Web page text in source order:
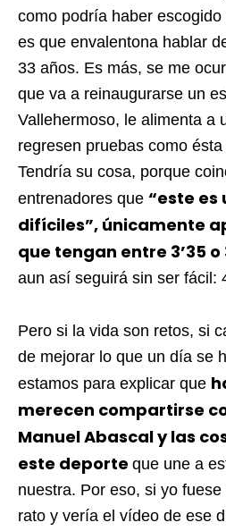
como podría haber
es que envalentona hablar
33 años. Es más, se me
que va a reinaugurarse un
Vallehermoso, le alimenta a
regresen pruebas como
Tendría su cosa, porque
entrenadores que “este es
difíciles”, únicamente
que tengan entre 3’35 o
aun así seguirá sin ser fácil:
Pero si la vida son retos, si
de mejorar lo que un día se
estamos para explicar que
merecen compartirse
Manuel Abascal y las
este deporte que une a
nuestra. Por eso, si yo
rato y vería el vídeo de ese